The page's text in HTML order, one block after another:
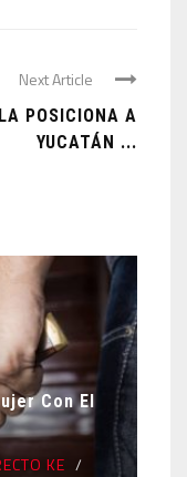
Next Article
POSICIONA A
YUCATÁN ...
Con El
KE